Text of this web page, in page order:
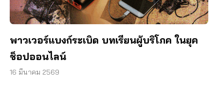
พาวเวอร์แบงก์ระเบิด บทเรียนผู้บริโภค ในยุค
ช็อปออนไลน์
16 มีนาคม 2569